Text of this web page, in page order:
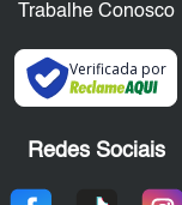
Trabalhe Conosco
Verificada por
Redes Sociais